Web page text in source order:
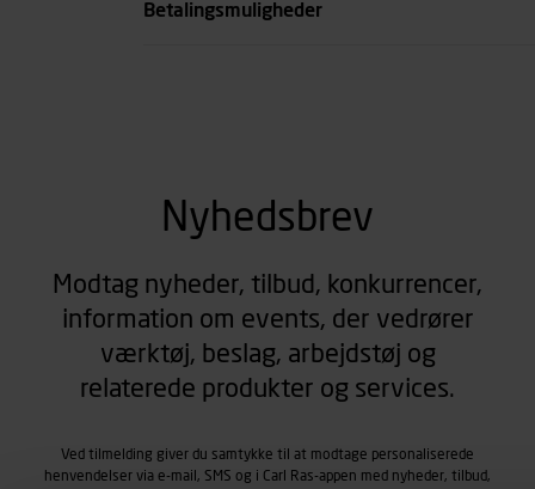
Betalingsmuligheder
Nyhedsbrev
Modtag nyheder, tilbud, konkurrencer,
information om events, der vedrører
værktøj, beslag, arbejdstøj og
relaterede produkter og services.
Ved tilmelding giver du samtykke til at modtage personaliserede
henvendelser via e-mail, SMS og i Carl Ras-appen med nyheder, tilbud,